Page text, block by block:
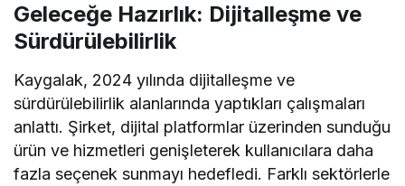
Geleceğe Hazırlık: Dijitalleşme ve
Sürdürülebilirlik
Kaygalak, 2024 yılında dijitalleşme ve
sürdürülebilirlik alanlarında yaptıkları çalışmaları
anlattı. Şirket, dijital platformlar üzerinden sunduğu
ürün ve hizmetleri genişleterek kullanıcılara daha
fazla seçenek sunmayı hedefledi. Farklı sektörlerle